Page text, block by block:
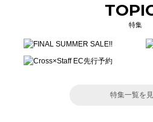
特集
特集一覧を